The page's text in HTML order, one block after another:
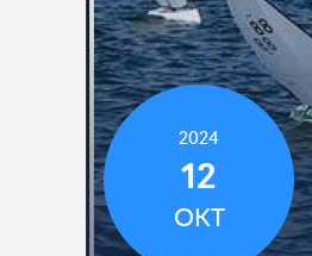
2024
12
OKT